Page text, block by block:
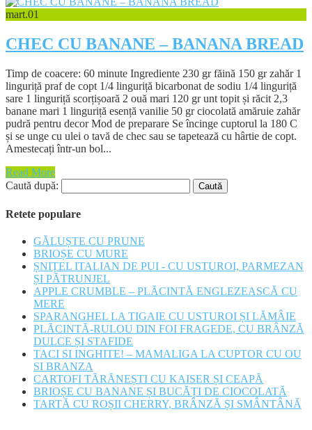
mart.01
CHEC CU BANANE – BANANA BREAD
Timp de coacere: 60 minute Ingrediente 230 gr făină 150 gr zahăr 1
linguriță praf de copt 1/4 linguriță bicarbonat de sodiu 1/4 linguriță
sare 1 linguriță scorțișoară 2 ouă mari 120 gr unt topit și răcit 2,3
banane mari 1 linguriță esență vanilie 50 gr ciocolată amăruie zahăr
pudră pentru decor Mod de preparare Se încinge cuptorul la 180 C
și se unge cu ulei o tavă de chec sau se tapetează cu hârtie de copt.
Amestecați într-un bol...
Read More
Caută după:
Retete populare
GĂLUȘTE CU PRUNE
BRIOȘE CU MURE
ȘNIȚEL ITALIAN DE PUI - CU USTUROI, PARMEZAN
ȘI PĂTRUNJEL
APPLE CRUMBLE – PLĂCINTĂ ENGLEZEASCĂ CU
MERE
SPARANGHEL LA TIGAIE CU USTUROI ȘI LĂMÂIE
PLĂCINTĂ-RULOU DIN FOI FRAGEDE, CU BRÂNZĂ
DULCE ȘI STAFIDE
TACI SI INGHITE! – MAMALIGA LA CUPTOR CU OU
SI BRANZA
CARTOFI TĂRĂNEȘTI CU KAISER ȘI CEAPĂ
BRIOȘE CU BANANE ȘI BUCĂȚI DE CIOCOLATĂ
TARTĂ CU ROȘII CHERRY, BRÂNZĂ ȘI SMÂNTÂNĂ